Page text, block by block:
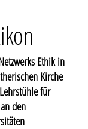
Ethik in
Kirche
für
den